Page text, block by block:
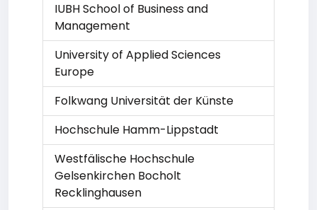
IUBH School of Business and
Management
University of Applied Sciences
Europe
Folkwang Universität der Künste
Hochschule Hamm-Lippstadt
Westfälische Hochschule
Gelsenkirchen Bocholt
Recklinghausen